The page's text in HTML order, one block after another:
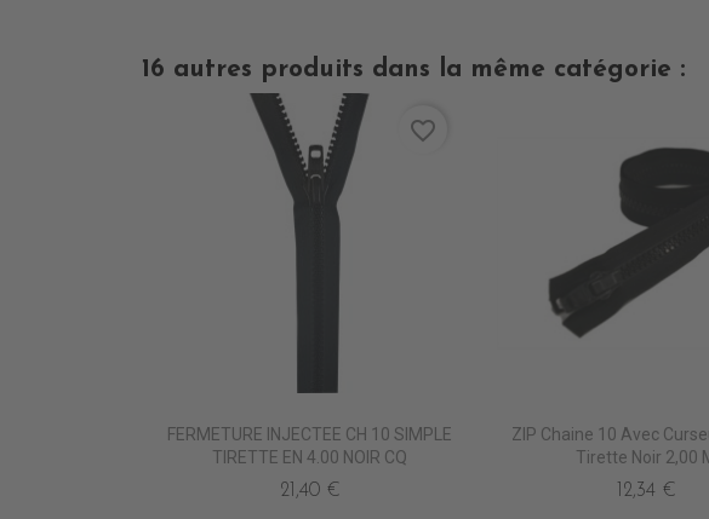
16 autres produits dans la même catégorie :
FERMETURE INJECTEE CH 10 SIMPLE
TIRETTE EN 4.00 NOIR CQ
21,40 €
favorite_border
ZIP Chaine 10 Avec
Tirette Noir 2,00
12,34 €